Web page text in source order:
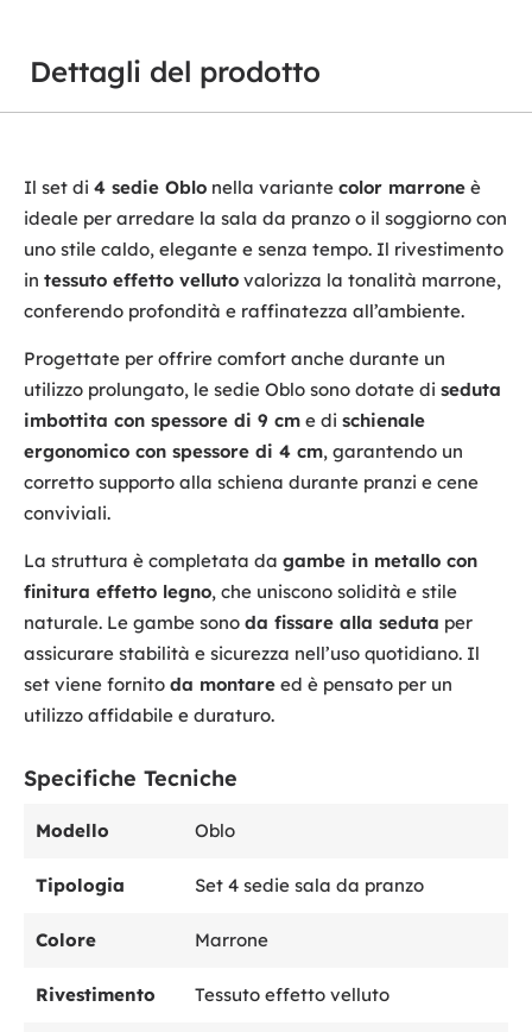
Dettagli del prodotto
Il set di 4 sedie Oblo nella variante color marrone è
ideale per arredare la sala da pranzo o il soggiorno con
uno stile caldo, elegante e senza tempo. Il rivestimento
in tessuto effetto velluto valorizza la tonalità marrone,
conferendo profondità e raffinatezza all’ambiente.
Progettate per offrire comfort anche durante un
utilizzo prolungato, le sedie Oblo sono dotate di seduta
imbottita con spessore di 9 cm e di schienale
ergonomico con spessore di 4 cm, garantendo un
corretto supporto alla schiena durante pranzi e cene
conviviali.
La struttura è completata da gambe in metallo con
finitura effetto legno, che uniscono solidità e stile
naturale. Le gambe sono da fissare alla seduta per
assicurare stabilità e sicurezza nell’uso quotidiano. Il
set viene fornito da montare ed è pensato per un
utilizzo affidabile e duraturo.
Specifiche Tecniche
Modello Oblo
Tipologia Set 4 sedie sala da pranzo
Colore Marrone
Rivestimento Tessuto effetto velluto